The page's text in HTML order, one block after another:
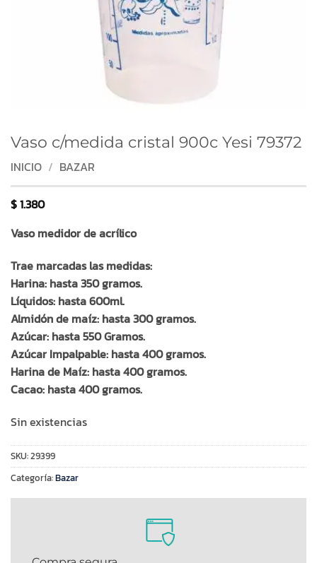
Vaso c/medida cristal 900c Yesi 79372
INICIO / BAZAR
$1.380
Vaso medidor de acrílico
Trae marcadas las medidas:
Harina: hasta 350 gramos.
Líquidos: hasta 600ml.
Almidón de maíz: hasta 300 gramos.
Azúcar: hasta 550 Gramos.
Azúcar Impalpable: hasta 400 gramos.
Harina de Maíz: hasta 400 gramos.
Cacao: hasta 400 gramos.
Sin existencias
SKU:29399
Categoría:Bazar